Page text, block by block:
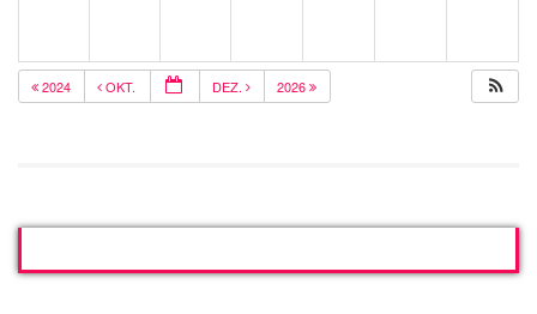
2024 OKT. DEZ. 2026